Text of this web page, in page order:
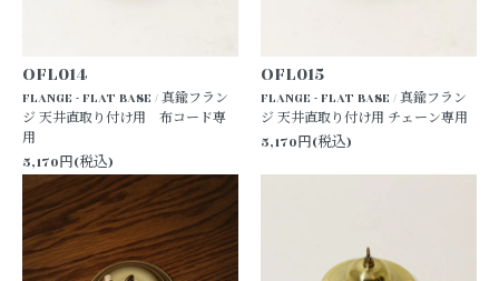
OFL014
FLANGE - FLAT BASE / 真鍮フラン
ジ 天井直取り付け用 布コード専
用
5,170円(税込)
OFL015
FLANGE - FLAT BASE / 真鍮フラン
ジ 天井直取り付け用 チェーン専用
5,170円(税込)